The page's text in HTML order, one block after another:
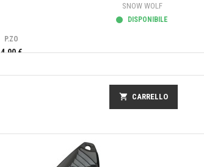
SNOW WOLF
DISPONIBILE
P.ZO
4,90 €
shopping_cart CARRELLO